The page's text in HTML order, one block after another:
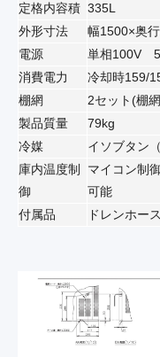
定格内容積 335L
外形寸法
幅1500×奥
電源
単相100V
消費電力
冷却時159/
棚網
2セット(棚
製品質量
79kg
冷媒
イソブタン
庫内温度制
御
マイコン制
可能
付属品
ドレンホース